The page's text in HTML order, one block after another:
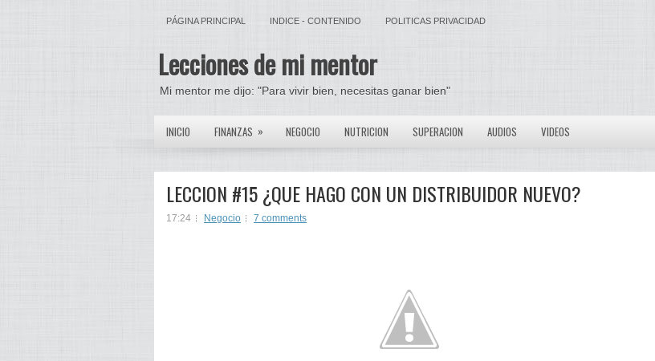
PÁGINA PRINCIPAL INDICE - CONTENIDO POLITICAS PRIVACIDAD
Lecciones de mi mentor
Mi mentor me dijo: "Para vivir bien, necesitas ganar bien"
INICIO FINANZAS » NEGOCIO NUTRICION SUPERACION AUDIOS VIDEOS
LECCION #15 ¿QUE HAGO CON UN DISTRIBUIDOR NUEVO?
17:24 Negocio 7 comments